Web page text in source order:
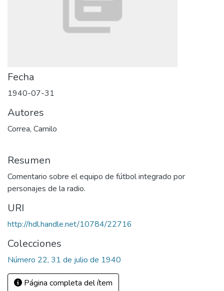
Fecha
1940-07-31
Autores
Correa, Camilo
Resumen
Comentario sobre el equipo de fútbol integrado por
personajes de la radio.
URI
http://hdl.handle.net/10784/22716
Colecciones
Número 22, 31 de julio de 1940
Página completa del ítem